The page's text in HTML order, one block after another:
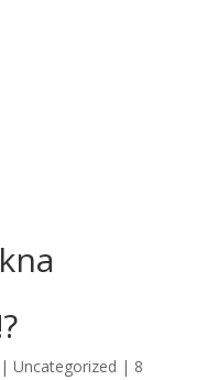
Uncategorized | 8